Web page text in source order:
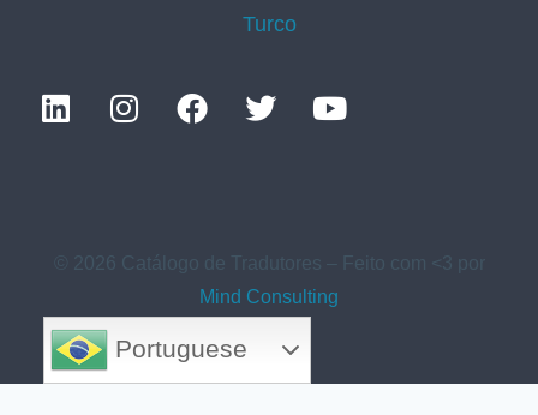
Turco
© 2026 Catálogo de Tradutores – Feito com <3 por
Mind Consulting
Portuguese